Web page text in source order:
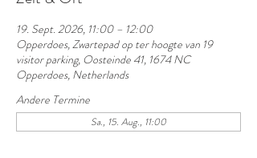
19. Sept. 2026, 11:00 – 12:00
Opperdoes, Zwartepad op ter hoogte van 19
visitor parking, Oosteinde 41, 1674 NC
Opperdoes, Netherlands
Andere Termine
Sa., 15. Aug., 11:00